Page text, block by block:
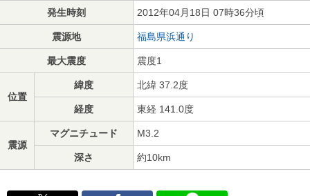
発生時刻 2012年04月18日 07時36分頃
震源地 福島県浜通り
最大震度 震度1
位置
緯度 北緯 37.2度
経度 東経 141.0度
震源
マグニチュード M3.2
深さ 約10km